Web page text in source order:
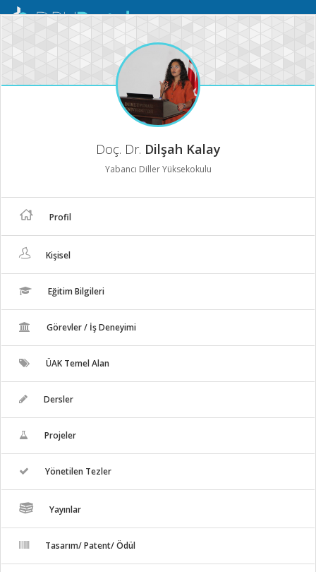
Mobil
Doç. Dr. Dilşah Kalay
Yabancı Diller Yüksekokulu
Profil
Kişisel
Eğitim Bilgileri
Görevler / İş Deneyimi
ÜAK Temel Alan
Dersler
Projeler
Yönetilen Tezler
Yayınlar
Tasarım/ Patent/ Ödül